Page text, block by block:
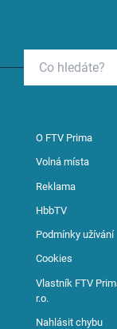
O FTV Prima
Volná místa
Reklama
HbbTV
Podmínky užívání
Cookies
Vlastník FTV
r.o.
Nahlásit chybu